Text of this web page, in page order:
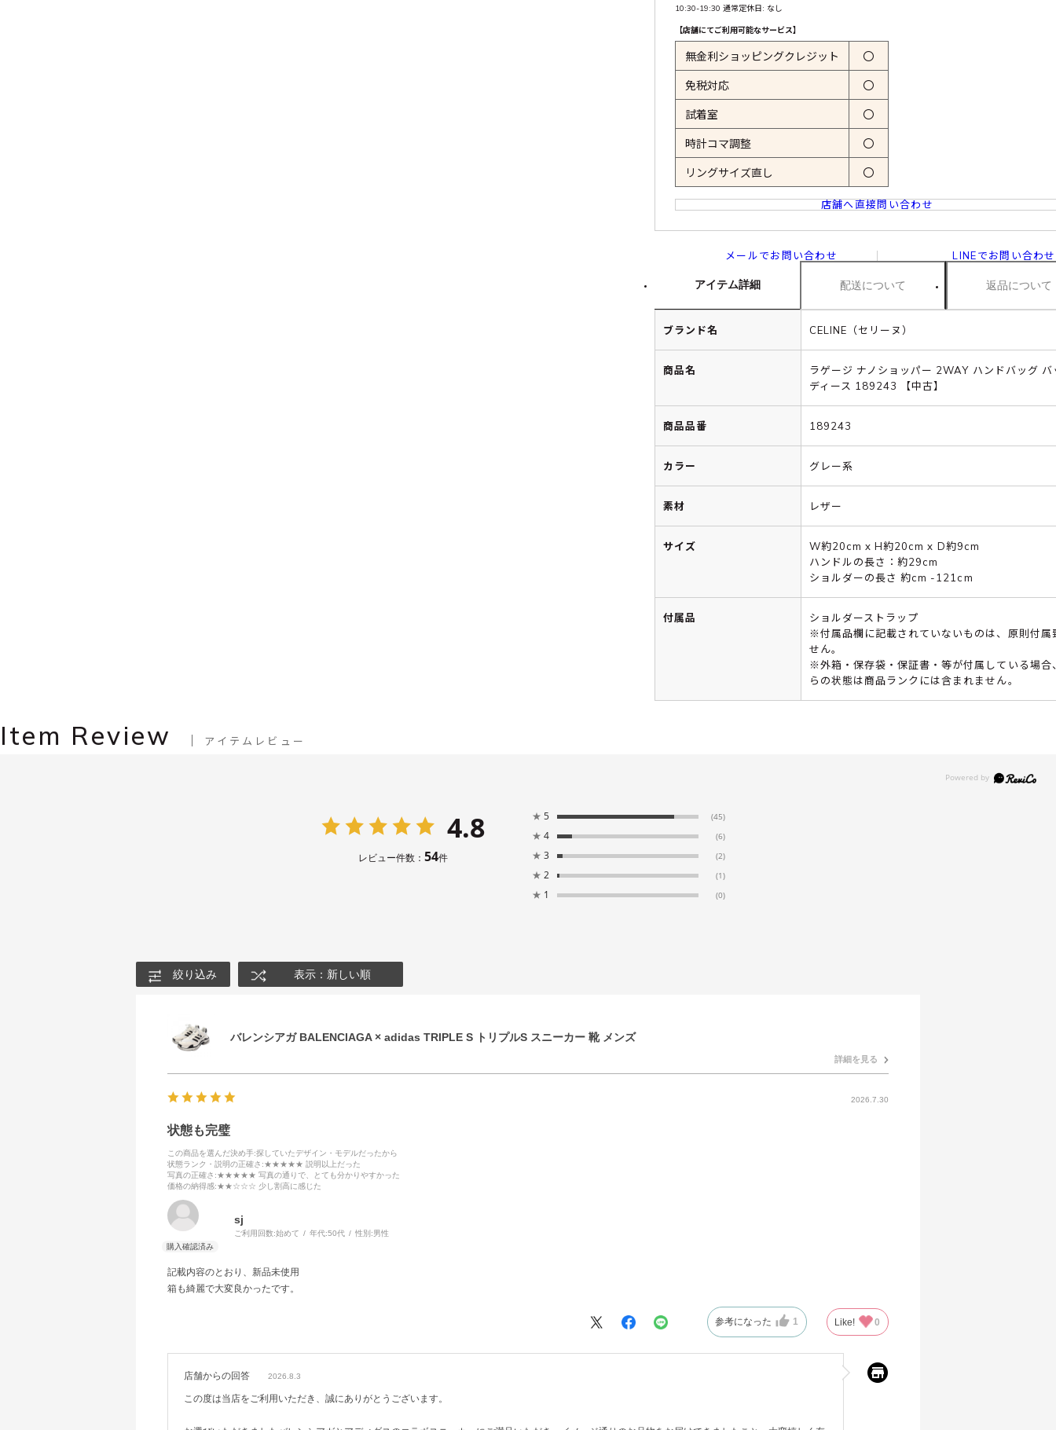
10:30-19:30 通常定休日: なし
【店舗にてご利用可能なサービス】
無金利ショッピングクレジット 〇
免税対応 〇
試着室 〇
時計コマ調整 〇
リングサイズ直し 〇
店舗へ直接問い合わせ
メールでお問い合わせ LINEでお問い合わせ
アイテム詳細 配送について 返品について
ブランド名 CELINE（セリーヌ）
商品名
ラゲージ ナノショッパー 2WAY ハンドバッグ バ
ディース 189243 【中古】
商品品番 189243
カラー グレー系
素材 レザー
サイズ
W約20cm x H約20cm x D約9cm
ハンドルの長さ：約29cm
ショルダーの長さ 約cm -121cm
付属品
ショルダーストラップ
※付属品欄に記載されていないものは、原則付属
せん。
※外箱・保存袋・保証書・等が付属している場合
らの状態は商品ランクには含まれません。
Item Review アイテムレビュー
4.8
レビュー件数： 54件
★ 5 (45)
★ 4 (6)
★ 3 (2)
★ 2 (1)
★ 1 (0)
絞り込み 表示：新しい順
バレンシアガ BALENCIAGA × adidas TRIPLE S トリプルS スニーカー 靴 メンズ
詳細を見る
2026.7.30
状態も完璧
この商品を選んだ決め手:探していたデザイン・モデルだったから
状態ランク・説明の正確さ :★★★★★ 説明以上だった
写真の正確さ :★★★★★ 写真の通りで、とても分かりやすかった
価格の納得感:★★☆☆☆ 少し割高に感じた
sj
ご利用回数:始めて 年代:50代 性別:男性
記載内容のとおり、新品未使用
箱も綺麗で大変良かったです。
参考になった 1 Like! 0
店舗からの回答 2026.8.3
この度は当店をご利用いただき、誠にありがとうございます。